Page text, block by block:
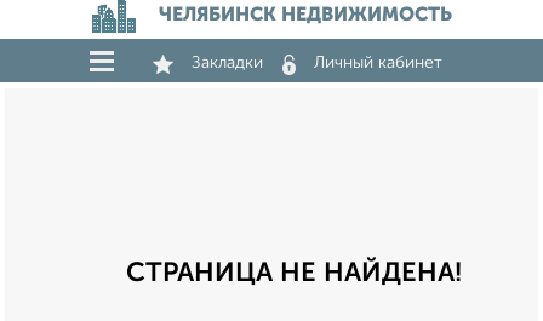
ЧЕЛЯБИНСК НЕДВИЖИМОСТЬ
Закладки Личный кабинет
СТРАНИЦА НЕ НАЙДЕНА!